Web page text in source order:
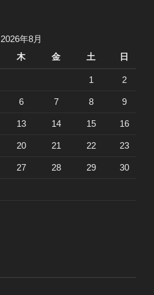
2026年8月
木 金 土 日
1 2
6 7 8 9
13 14 15 16
20 21 22 23
27 28 29 30